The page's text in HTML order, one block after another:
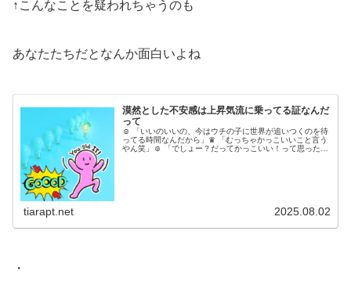
↑こんなことを疑われちゃうのも
あなたたちだとなんか面白いよね
漠然とした不安感は上昇気流に乗ってる証なんだ
って
︎☺︎ 「いいのいいの、今はウチの子に世界が追いつくのを待
ってる時間なんだから」♛ 「むっちゃかっこいいこと言う
やん笑」☺︎ 「でしょー？だってかっこいい！って思ったか
tiarapt.net 2025.08.02
・